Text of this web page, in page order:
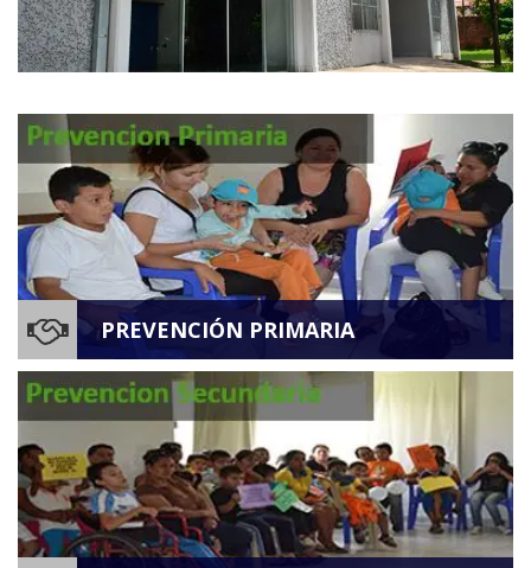
PREVENCIÓN PRIMARIA
Las acciones del Departamento de Prevención
Primaria, están limitadas a dar respuesta a
capacitaciones solicitadas por Instituciones o
grupos de base.
MAS INFO